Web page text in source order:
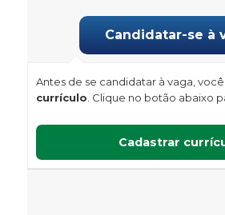
Antes de se candidatar à vaga,
currículo . Clique no botão abaixo